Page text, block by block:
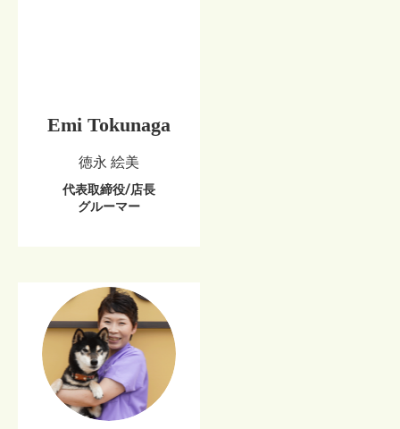
Emi Tokunaga
徳永 絵美
代表取締役/店長
グルーマー